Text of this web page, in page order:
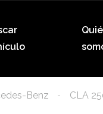
Benz CLA